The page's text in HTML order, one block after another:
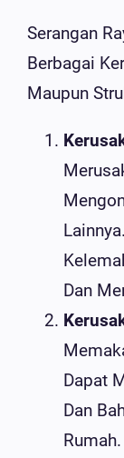
Serangan
Berbagai
Maupun
Dan
Dapat
Dan